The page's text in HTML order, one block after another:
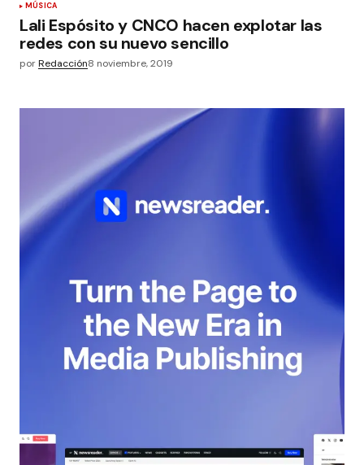
MÚSICA
Lali Espósito y CNCO hacen explotar las
redes con su nuevo sencillo
porRedacción8 noviembre, 2019